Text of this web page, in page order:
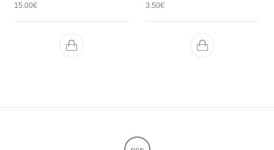
15.00€
3.50€